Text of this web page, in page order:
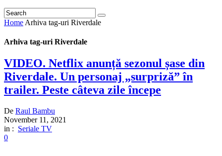
Home Arhiva tag-uri Riverdale
Arhiva tag-uri Riverdale
VIDEO. Netflix anunță sezonul șase din
Riverdale. Un personaj „surpriză” în
trailer. Peste câteva zile începe
De Raul Bambu
November 11, 2021
in : Seriale TV
0